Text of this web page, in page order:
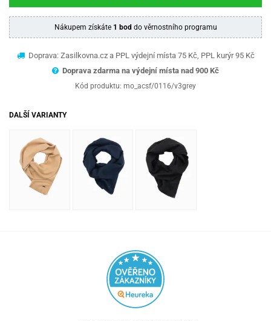
Nákupem získáte 1 bod do věrnostního programu
Doprava: Zasilkovna.cz a PPL výdejní místa 75 Kč, PPL kurýr 95 Kč
Doprava zdarma na výdejní místa nad 900 Kč
Kód produktu: mo_acsf/0116/v3grey
DALŠÍ VARIANTY